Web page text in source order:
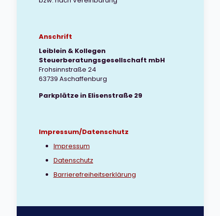
Anschrift
Leiblein & Kollegen
Steuerberatungsgesellschaft mbH
Frohsinnstraße 24
63739 Aschaffenburg
Parkplätze in Elisenstraße 29
Impressum/Datenschutz
Impressum
Datenschutz
Barrierefreiheitserklärung